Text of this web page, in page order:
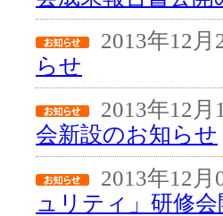
2013年12月
らせ
2013年12月
会新設のお知らせ
2013年12月
ュリティ」研修